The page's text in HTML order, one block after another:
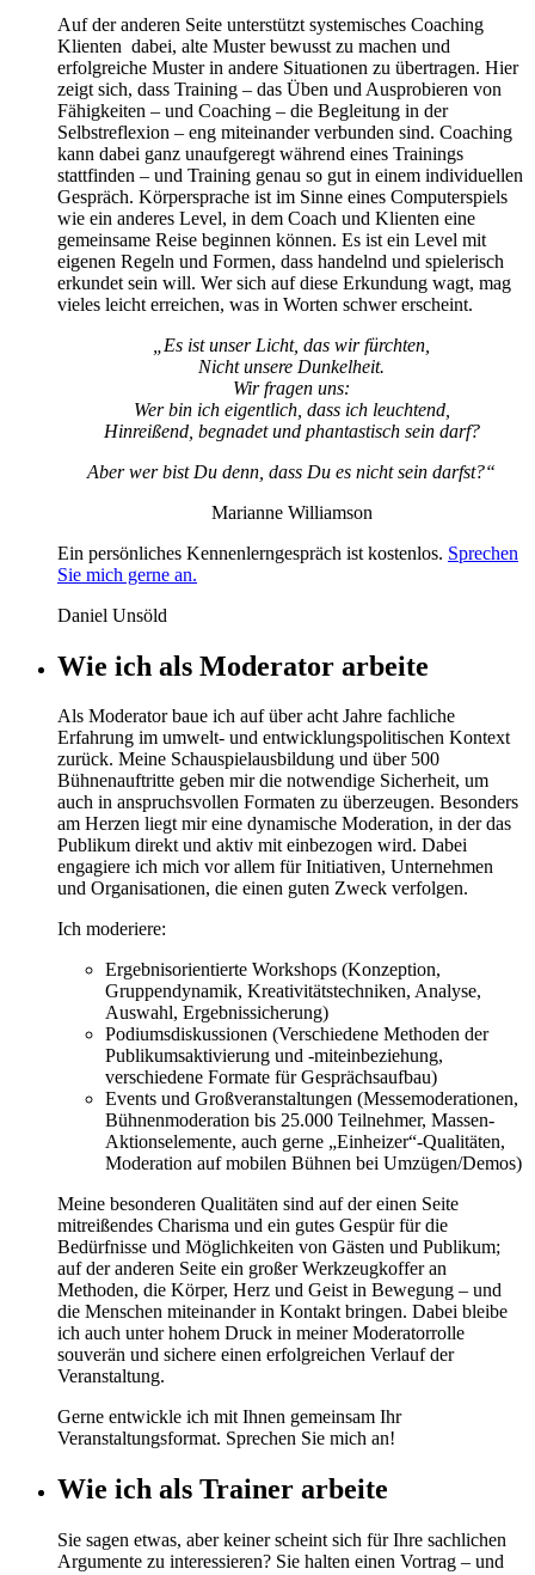
Auf der anderen Seite unterstützt systemisches Coaching
Klienten dabei, alte Muster bewusst zu machen und
erfolgreiche Muster in andere Situationen zu übertragen. Hier
zeigt sich, dass Training – das Üben und Ausprobieren von
Fähigkeiten – und Coaching – die Begleitung in der
Selbstreflexion – eng miteinander verbunden sind. Coaching
kann dabei ganz unaufgeregt während eines Trainings
stattfinden – und Training genau so gut in einem individuellen
Gespräch. Körpersprache ist im Sinne eines Computerspiels
wie ein anderes Level, in dem Coach und Klienten eine
gemeinsame Reise beginnen können. Es ist ein Level mit
eigenen Regeln und Formen, dass handelnd und spielerisch
erkundet sein will. Wer sich auf diese Erkundung wagt, mag
vieles leicht erreichen, was in Worten schwer erscheint.
„Es ist unser Licht, das wir fürchten,
Nicht unsere Dunkelheit.
Wir fragen uns:
Wer bin ich eigentlich, dass ich leuchtend,
Hinreißend, begnadet und phantastisch sein darf?
Aber wer bist Du denn, dass Du es nicht sein darfst?“
Marianne Williamson
Ein persönliches Kennenlerngespräch ist kostenlos. Sprechen
Sie mich gerne an.
Daniel Unsöld
Wie ich als Moderator arbeite
Als Moderator baue ich auf über acht Jahre fachliche
Erfahrung im umwelt- und entwicklungspolitischen Kontext
zurück. Meine Schauspielausbildung und über 500
Bühnenauftritte geben mir die notwendige Sicherheit, um
auch in anspruchsvollen Formaten zu überzeugen. Besonders
am Herzen liegt mir eine dynamische Moderation, in der das
Publikum direkt und aktiv mit einbezogen wird. Dabei
engagiere ich mich vor allem für Initiativen, Unternehmen
und Organisationen, die einen guten Zweck verfolgen.
Ich moderiere:
Ergebnisorientierte Workshops (Konzeption,
Gruppendynamik, Kreativitätstechniken, Analyse,
Auswahl, Ergebnissicherung)
Podiumsdiskussionen (Verschiedene Methoden der
Publikumsaktivierung und -miteinbeziehung,
verschiedene Formate für Gesprächsaufbau)
Events und Großveranstaltungen (Messemoderationen,
Bühnenmoderation bis 25.000 Teilnehmer, Massen-
Aktionselemente, auch gerne „Einheizer“-Qualitäten,
Moderation auf mobilen Bühnen bei Umzügen/Demos)
Meine besonderen Qualitäten sind auf der einen Seite
mitreißendes Charisma und ein gutes Gespür für die
Bedürfnisse und Möglichkeiten von Gästen und Publikum;
auf der anderen Seite ein großer Werkzeugkoffer an
Methoden, die Körper, Herz und Geist in Bewegung – und
die Menschen miteinander in Kontakt bringen. Dabei bleibe
ich auch unter hohem Druck in meiner Moderatorrolle
souverän und sichere einen erfolgreichen Verlauf der
Veranstaltung.
Gerne entwickle ich mit Ihnen gemeinsam Ihr
Veranstaltungsformat. Sprechen Sie mich an!
Wie ich als Trainer arbeite
Sie sagen etwas, aber keiner scheint sich für Ihre sachlichen
Argumente zu interessieren? Sie halten einen Vortrag – und